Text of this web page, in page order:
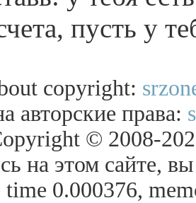
пусть у
copyright:
авторские права:
© 2008-
на этом сайте,
time 0.000376,